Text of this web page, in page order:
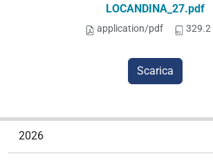
LOCANDINA_27.pdf
application/pdf 329.2
Scarica
2026